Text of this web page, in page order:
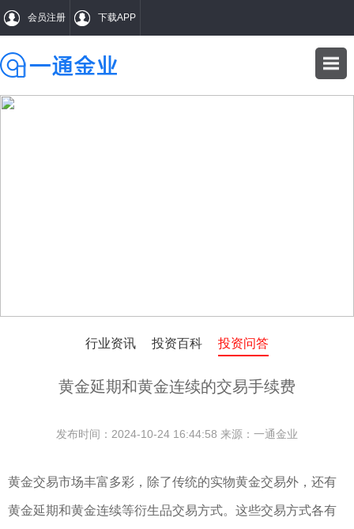
会员注册 下载APP
行业资讯 投资百科 投资问答
黄金延期和黄金连续的交易手续费
发布时间：2024-10-24 16:44:58 来源：一通金业
黄金交易市场丰富多彩，除了传统的实物黄金交易外，还有
黄金延期和黄金连续等衍生品交易方式。这些交易方式各有